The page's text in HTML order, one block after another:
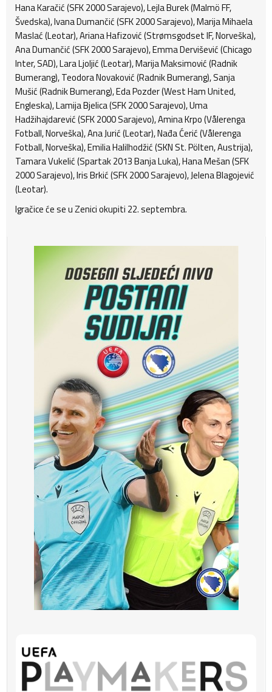
Hana Karačić (SFK 2000 Sarajevo), Lejla Burek (Malmö FF,
Švedska), Ivana Dumančić (SFK 2000 Sarajevo), Marija Mihaela
Maslać (Leotar), Ariana Hafizović (Strømsgodset IF, Norveška),
Ana Dumančić (SFK 2000 Sarajevo), Emma Dervišević (Chicago
Inter, SAD), Lara Ljoljić (Leotar), Marija Maksimović (Radnik
Bumerang), Teodora Novaković (Radnik Bumerang), Sanja
Mušić (Radnik Bumerang), Eda Pozder (West Ham United,
Engleska), Lamija Bjelica (SFK 2000 Sarajevo), Uma
Hadžihajdarević (SFK 2000 Sarajevo), Amina Krpo (Vålerenga
Fotball, Norveška), Ana Jurić (Leotar), Nađa Ćerić (Vålerenga
Fotball, Norveška), Emilia Halilhodžić (SKN St. Pölten, Austrija),
Tamara Vukelić (Spartak 2013 Banja Luka), Hana Mešan (SFK
2000 Sarajevo), Iris Brkić (SFK 2000 Sarajevo), Jelena Blagojević
(Leotar).
Igračice će se u Zenici okupiti 22. septembra.